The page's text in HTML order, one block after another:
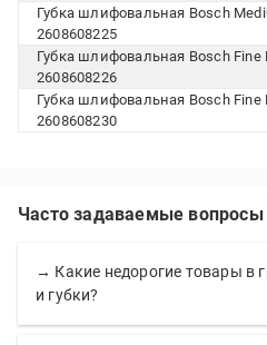
Губка шлифовальная Bosch
2608608225
Губка шлифовальная Bosch Fine
2608608226
Губка шлифовальная Bosch Fine
2608608230
Часто задаваемые вопросы
→ Какие недорогие товары в
и губки?